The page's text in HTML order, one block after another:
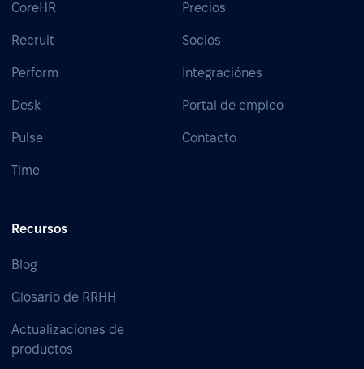
CoreHR
Recruit
Perform
Desk
Pulse
Time
Precios
Socios
Integraciónes
Portal de empleo
Contacto
Recursos
Blog
Glosario de RRHH
Actualizaciones de
productos